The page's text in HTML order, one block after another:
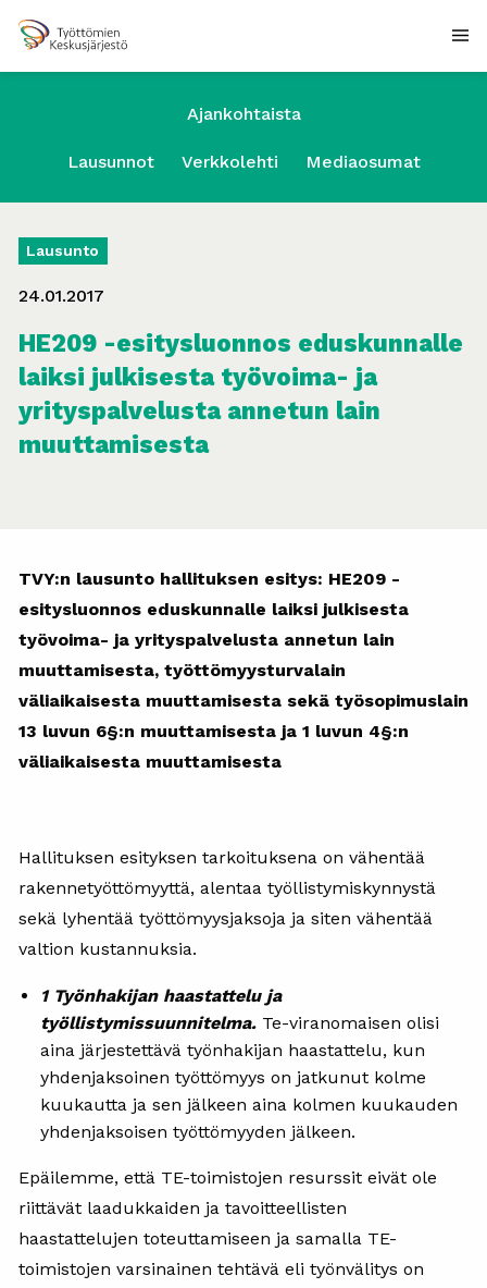
Ajankohtaista
Lausunnot Verkkolehti Mediaosumat
Lausunto
24.01.2017
HE209 -esitysluonnos eduskunnalle
laiksi julkisesta työvoima- ja
yrityspalvelusta annetun lain
muuttamisesta
TVY:n lausunto hallituksen esitys: HE209 -
esitysluonnos eduskunnalle laiksi julkisesta
työvoima- ja yrityspalvelusta annetun lain
muuttamisesta, työttömyysturvalain
väliaikaisesta muuttamisesta sekä työsopimuslain
13 luvun 6§:n muuttamisesta ja 1 luvun 4§:n
väliaikaisesta muuttamisesta
Hallituksen esityksen tarkoituksena on vähentää
rakennetyöttömyyttä, alentaa työllistymiskynnystä
sekä lyhentää työttömyysjaksoja ja siten vähentää
valtion kustannuksia.
1 Työnhakijan haastattelu ja
työllistymissuunnitelma. Te-viranomaisen olisi
aina järjestettävä työnhakijan haastattelu, kun
yhdenjaksoinen työttömyys on jatkunut kolme
kuukautta ja sen jälkeen aina kolmen kuukauden
yhdenjaksoisen työttömyyden jälkeen.
Epäilemme, että TE-toimistojen resurssit eivät ole
riittävät laadukkaiden ja tavoitteellisten
haastattelujen toteuttamiseen ja samalla TE-
toimistojen varsinainen tehtävä eli työnvälitys on